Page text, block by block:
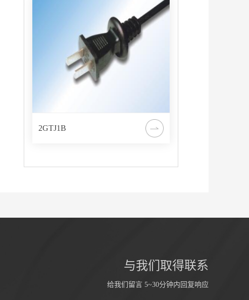
2GTJ1B
与我们取得联系
给我们留言 5~30分钟内回复响应